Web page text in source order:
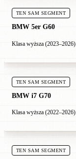
TEN SAM SEGMENT
BMW 5er G60
Klasa wyższa (2023–2026)
TEN SAM SEGMENT
BMW i7 G70
Klasa wyższa (2022–2026)
TEN SAM SEGMENT